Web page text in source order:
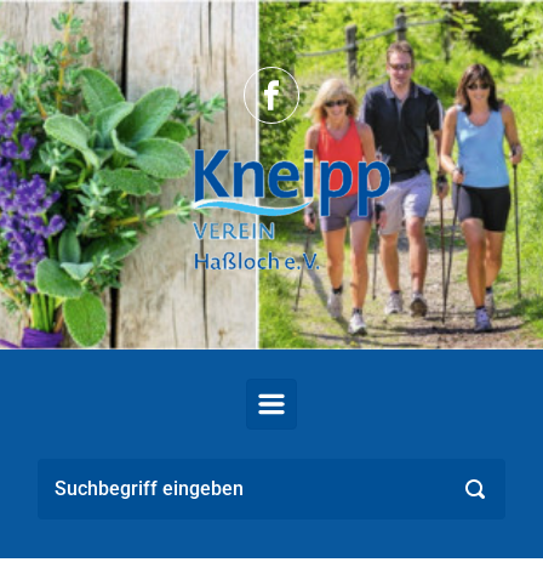
Zum Hauptinhalt springen